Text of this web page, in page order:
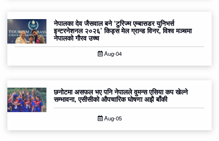
नेपालका देव जैसवाल बने ‘टुरिज्म एम्बासडर युनिभर्स
इन्टरनेशनल २०२६’ किड्स मेल ग्रान्ड विनर, विश्व मञ्चमा
नेपालको गौरव उच्च
Aug-04
छनोटमा असफल भए पनि नेपालले वुमन्स एसिया कप खेल्ने
सम्भावना, एसीसीको औपचारिक घोषणा अझै बाँकी
Aug-05